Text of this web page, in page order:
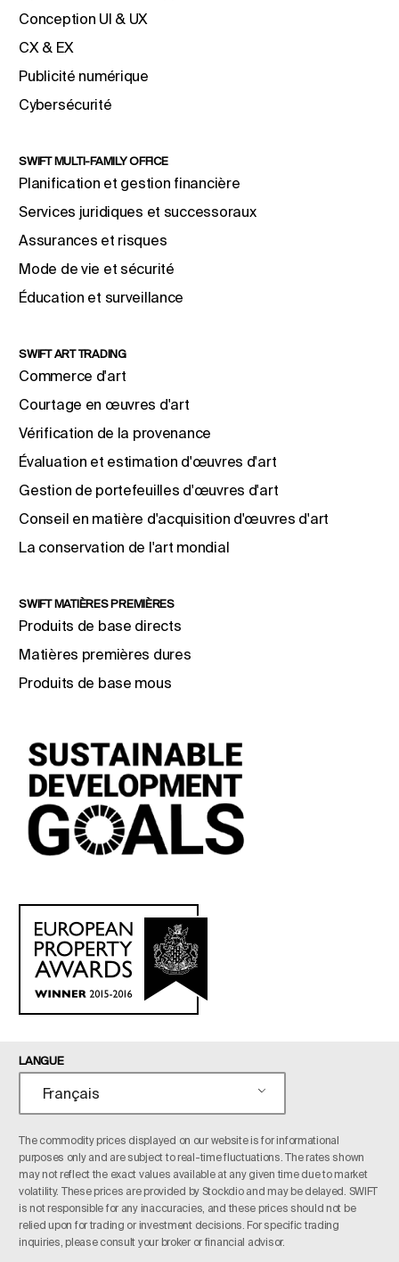
Conception UI & UX
CX & EX
Publicité numérique
Cybersécurité
SWIFT MULTI-FAMILY OFFICE
Planification et gestion financière
Services juridiques et successoraux
Assurances et risques
Mode de vie et sécurité
Éducation et surveillance
SWIFT ART TRADING
Commerce d'art
Courtage en œuvres d'art
Vérification de la provenance
Évaluation et estimation d'œuvres d'art
Gestion de portefeuilles d'œuvres d'art
Conseil en matière d'acquisition d'œuvres d'art
La conservation de l'art mondial
SWIFT MATIÈRES PREMIÈRES
Produits de base directs
Matières premières dures
Produits de base mous
LANGUE
Français
The commodity prices displayed on our website is for informational
purposes only and are subject to real-time fluctuations. The rates shown
may not reflect the exact values available at any given time due to market
volatility. These prices are provided by Stockdio and may be delayed. SWIFT
is not responsible for any inaccuracies, and these prices should not be
relied upon for trading or investment decisions. For specific trading
inquiries, please consult your broker or financial advisor.